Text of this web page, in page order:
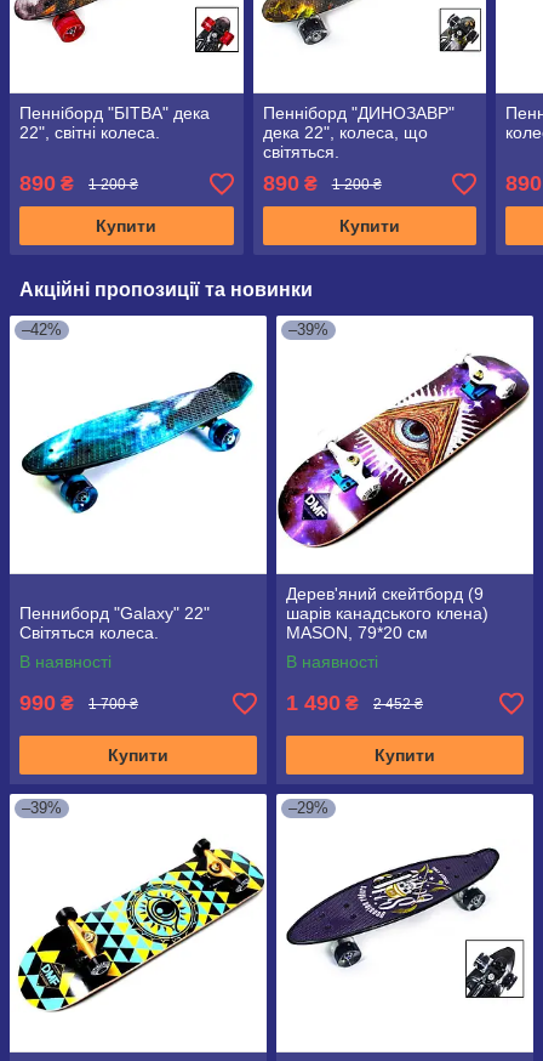
Пенніборд "БІТВА" дека
22", світні колеса.
890 ₴ 1 200 ₴
Купити
Пенніборд "ДИНОЗАВР"
дека 22", колеса, що
світяться.
890₴ 1 200 ₴
Купити
890
Акційні пропозиції та новинки
–42%
Пенниборд "Galaxy" 22"
Світяться колеса.
В наявності
990 ₴ 1 700 ₴
Купити
–39%
Дерев'яний скейтборд (9
шарів канадського клена)
MASON, 79*20 см
В наявності
1 490 ₴ 2 452 ₴
Купити
–39% –29%